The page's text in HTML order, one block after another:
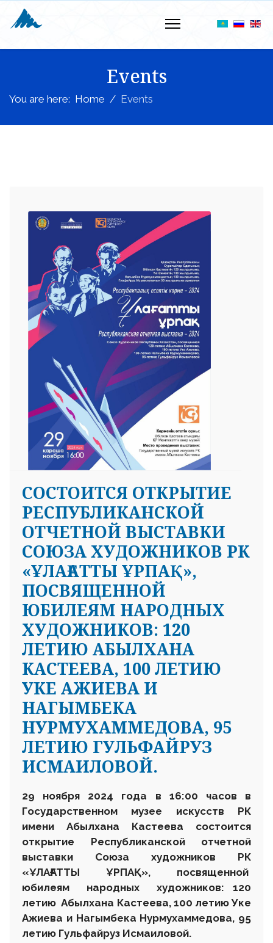
Events
You are here: Home Events
CОСТОИТСЯ ОТКРЫТИЕ
РЕСПУБЛИКАНСКОЙ
ОТЧЕТНОЙ ВЫСТАВКИ
СОЮЗА ХУДОЖНИКОВ РК
«ҰЛАҒАТТЫ ҰРПАҚ»,
ПОСВЯЩЕННОЙ
ЮБИЛЕЯМ НАРОДНЫХ
ХУДОЖНИКОВ: 120
ЛЕТИЮ АБЫЛХАНА
КАСТЕЕВА, 100 ЛЕТИЮ
УКЕ АЖИЕВА И
НАГЫМБЕКА
НУРМУХАММЕДОВА, 95
ЛЕТИЮ ГУЛЬФАЙРУЗ
ИСМАИЛОВОЙ.
29 ноября 2024 года в 16:00 часов в
Государственном музее искусств РК
имени Абылхана Кастеева состоится
открытие Республиканской отчетной
выставки Союза художников РК
«ҰЛАҒАТТЫ ҰРПАҚ», посвященной
юбилеям народных художников: 120
летию Абылхана Кастеева, 100 летию Уке
Ажиева и Нагымбека Нурмухаммедова, 95
летию Гульфайруз Исмаиловой.